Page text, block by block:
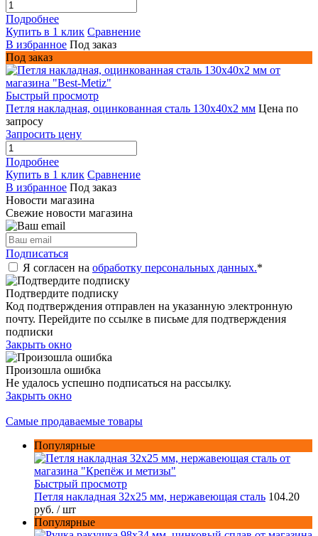
Подробнее
Купить в 1 клик Сравнение
В избранное Под заказ
Под заказ
Быстрый просмотр
Петля накладная, оцинкованная сталь 130х40х2 мм Цена по
запросу
Запросить цену
Подробнее
Купить в 1 клик Сравнение
В избранное Под заказ
Новости магазина
Свежие новости магазина
Подписаться
Я согласен на обработку персональных данных.*
Подтвердите подписку
Код подтверждения отправлен на указанную электронную
почту. Перейдите по ссылке в письме для подтверждения
подписки
Закрыть окно
Произошла ошибка
Не удалось успешно подписаться на рассылку.
Закрыть окно
Самые продаваемые товары
Популярные
Быстрый просмотр
Петля накладная 32х25 мм, нержавеющая сталь 104.20
руб. / шт
Популярные